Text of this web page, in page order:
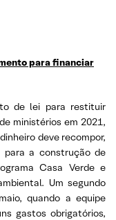
para financiar
de lei para restituir
ministérios em 2021,
deve recompor,
para a construção de
Casa Verde e
Um segundo
quando a equipe
gastos obrigatórios,